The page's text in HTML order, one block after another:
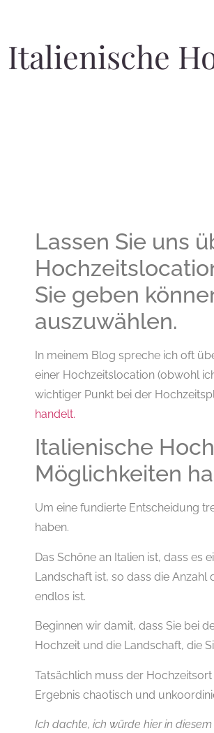
Italienische
Lassen Sie uns
Sie geben
auszuwählen.
In meinem Blog spreche ich oft
einer Hochzeitslocation (obwohl
wichtiger Punkt bei der
handelt.
Italienische
Möglichkeiten
Um eine fundierte Entscheidung
haben.
Das Schöne an Italien ist, dass es
Landschaft ist, so dass die
endlos ist.
Beginnen wir damit, dass Sie bei
Hochzeit und die Landschaft, die
Tatsächlich muss der
Ergebnis chaotisch und
Ich dachte, ich würde hier in